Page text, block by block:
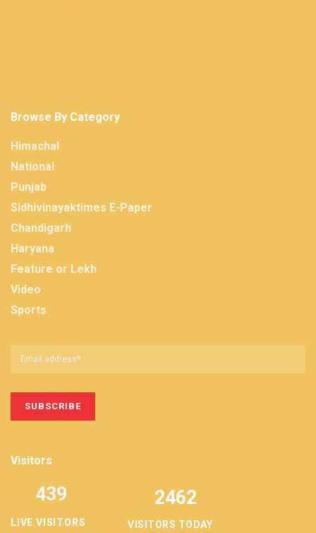
Browse By Category
Himachal
National
Punjab
Sidhivinayaktimes E-Paper
Chandigarh
Haryana
Feature or Lekh
Video
Sports
Visitors
LIVE VISITORS
439 2462
VISITORS TODAY